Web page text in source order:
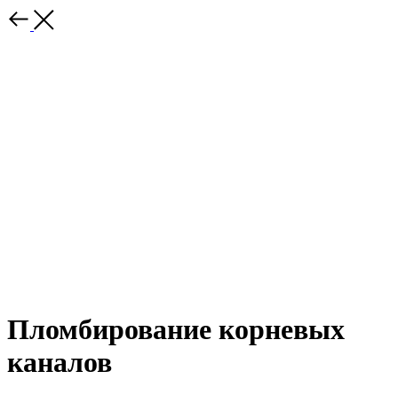
Пломбирование корневых
каналов